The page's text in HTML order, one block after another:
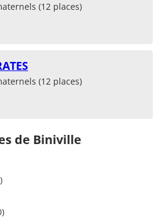
(12 places)
(12 places)
de Biniville